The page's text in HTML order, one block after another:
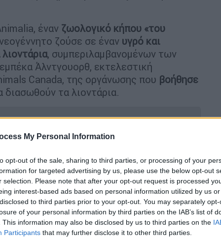
My Personal Information
opt-out of the sale, sharing to third parties, or processing of your
for targeted advertising by us, please use the below opt-out
selection. Please note that after your opt-out request is processed
interest-based ads based on personal information utilized by us
to third parties prior to your opt-out. You may separately
of your personal information by third parties on the IAB’s list of
This information may also be disclosed by us to third parties on the
Participants that may further disclose it to other third parties.
έναν ζωολογικό κήπου «του
ζούσε σε έναν υγρό και
, συμπεριλαμβανομένων των
Άλντγουορθ, εκτελεστική
Canada, της οργάνωσης που βοήθησε
διασωθούν τα λιοντάρια.
της ταινίας «Ο Βασιλιάς των
για να πιάσουν κλέφτη! Το φοβερό